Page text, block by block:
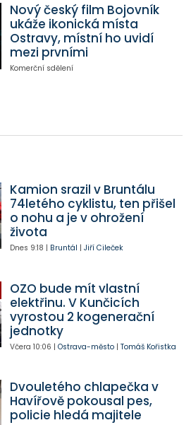
Nový český film Bojovník
ukáže ikonická místa
Ostravy, místní ho uvidí
mezi prvními
Komerční sdělení
Kamion srazil v Bruntálu
74letého cyklistu, ten přišel
o nohu a je v ohrožení
života
Dnes 9:18 | Bruntál | Jiří Cileček
OZO bude mít vlastní
elektřinu. V Kunčicích
vyrostou 2 kogenerační
jednotky
Včera 10:06 | Ostrava-město| Tomáš Kořistka
Dvouletého chlapečka v
Havířově pokousal pes,
policie hledá majitele